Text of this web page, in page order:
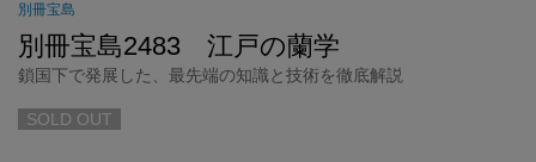
別冊宝島
別冊宝島2483 江戸の蘭学
鎖国下で発展した、最先端の知識と技術を徹底解説
SOLD OUT